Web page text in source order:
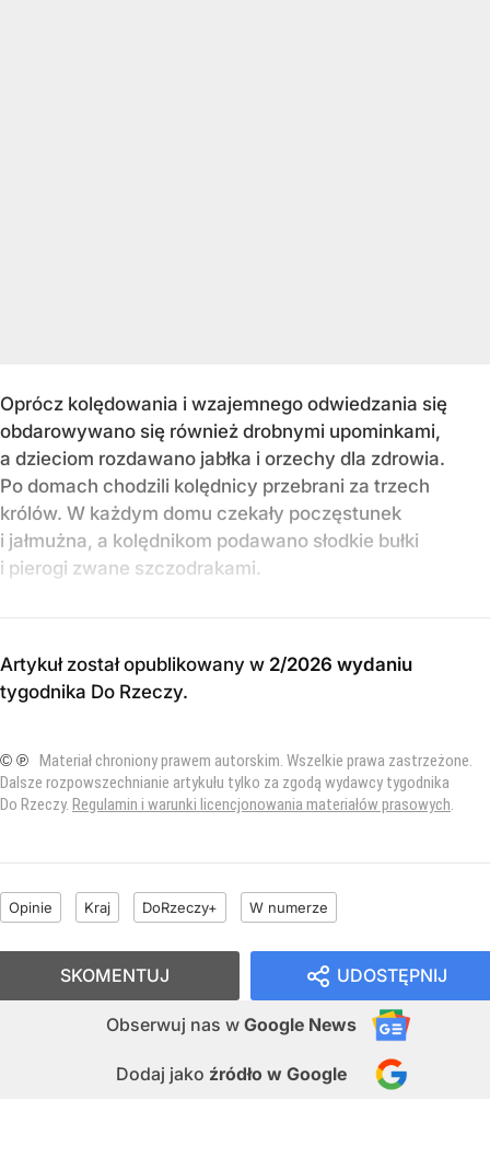
Oprócz kolędowania i wzajemnego odwiedzania się
obdarowywano się również drobnymi upominkami,
a dzieciom rozdawano jabłka i orzechy dla zdrowia.
Po domach chodzili kolędnicy przebrani za trzech
królów. W każdym domu czekały poczęstunek
i jałmużna, a kolędnikom podawano słodkie bułki
i pierogi zwane szczodrakami.
Artykuł został opublikowany w 2/2026 wydaniu
tygodnika Do Rzeczy.
© ℗ Materiał chroniony prawem autorskim. Wszelkie prawa zastrzeżone.
Dalsze rozpowszechnianie artykułu tylko za zgodą wydawcy tygodnika
Do Rzeczy. Regulamin i warunki licencjonowania materiałów prasowych.
Opinie Kraj DoRzeczy+ W numerze
UDOSTĘPNIJ
Obserwuj nas w Google News
Dodaj jako źródło w Google
SKOMENTUJ